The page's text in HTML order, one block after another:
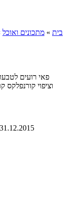
בית » מתכונים ואוכל
פאי רועים
וציפוי קורנפלקס קראנצ`י, 289 קלוריות למנה,